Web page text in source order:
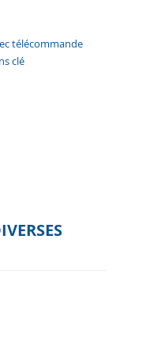
télécommande
clé